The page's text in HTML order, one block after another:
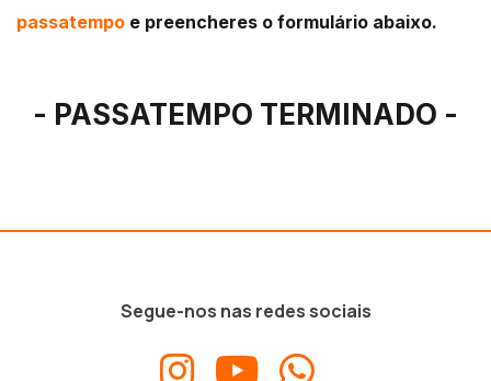
passatempo e preencheres o formulário abaixo.
- PASSATEMPO TERMINADO -
Segue-nos nas redes sociais